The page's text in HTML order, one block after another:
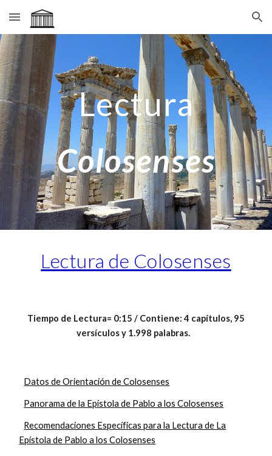
Skip to main content Skip to navigation
Lectura
Colosenses
Lectura de Colosenses
Tiempo de Lectura= 0:15 / Contiene: 4 capítulos, 95
versículos y 1.998 palabras.
Datos de Orientación de Colosenses
Panorama de la Epístola de Pablo a los Colosenses
Recomendaciones Específicas para la Lectura de La
Epístola de Pablo a los Colosenses